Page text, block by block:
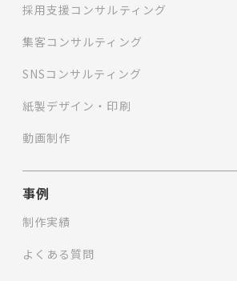
採用支援コンサルティング
集客コンサルティング
SNSコンサルティング
紙製デザイン・印刷
動画制作
事例
制作実績
よくある質問